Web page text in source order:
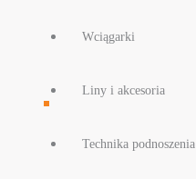
Wciągarki
Liny i akcesoria
Technika podnoszenia